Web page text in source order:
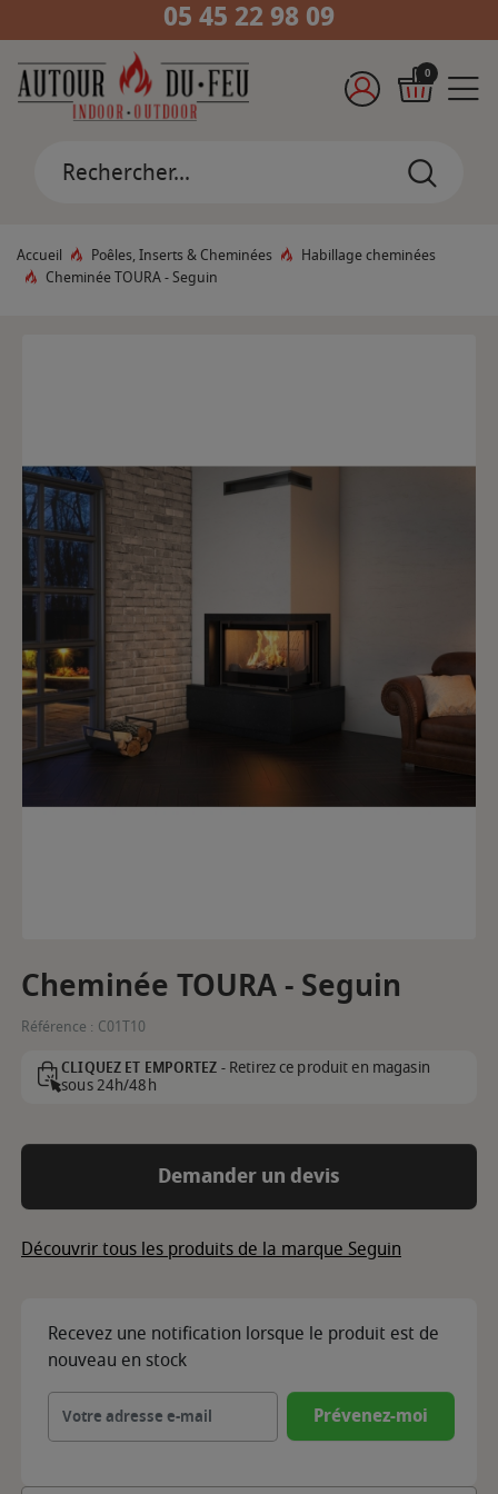
05 45 22 98 09
0
Accueil Poêles, Inserts & Cheminées
Habillage cheminées
Cheminée TOURA - Seguin
Cheminée TOURA - Seguin
Référence : C01T10
CLIQUEZ ET EMPORTEZ -Retirez ce produit en magasin
sous 24h/48h
Demander un devis
Découvrir tous les produits de la marque Seguin
Recevez une notification lorsque le produit est de
nouveau en stock
Prévenez-moi